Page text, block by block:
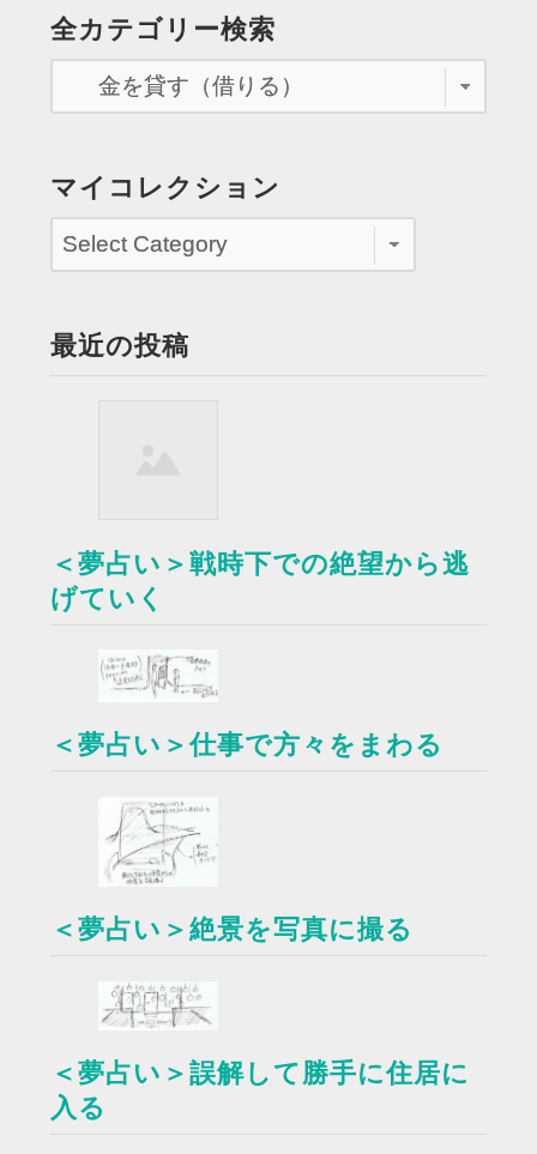
な
新
し
名
と
備
に
全カテゴリー検索
マイコレクション
最近の投稿
＜夢占い＞戦時下での絶望から逃
げていく
＜夢占い＞仕事で方々をまわる
＜夢占い＞絶景を写真に撮る
＜夢占い＞誤解して勝手に住居に
入る